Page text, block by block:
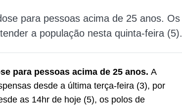
para pessoas acima de 25 anos. Os
a população nesta quinta-feira (5).
para pessoas acima de 25 anos. A
desde a última terça-feira (3), por
as 14hr de hoje (5), os polos de